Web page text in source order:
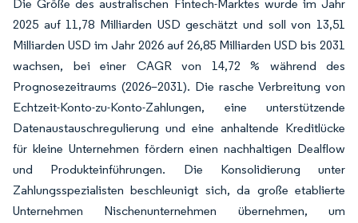
Die Größe des australischen Fintech-Marktes wurde im Jahr
2025 auf 11,78 Milliarden USD geschätzt und soll von 13,51
Milliarden USD im Jahr 2026 auf 26,85 Milliarden USD bis 2031
wachsen, bei einer CAGR von 14,72 % während des
Prognosezeitraums (2026–2031). Die rasche Verbreitung von
Echtzeit-Konto-zu-Konto-Zahlungen, eine unterstützende
Datenaustauschregulierung und eine anhaltende Kreditlücke
für kleine Unternehmen fördern einen nachhaltigen Dealflow
und Produkteinführungen. Die Konsolidierung unter
Zahlungsspezialisten beschleunigt sich, da große etablierte
Unternehmen Nischenunternehmen übernehmen, um